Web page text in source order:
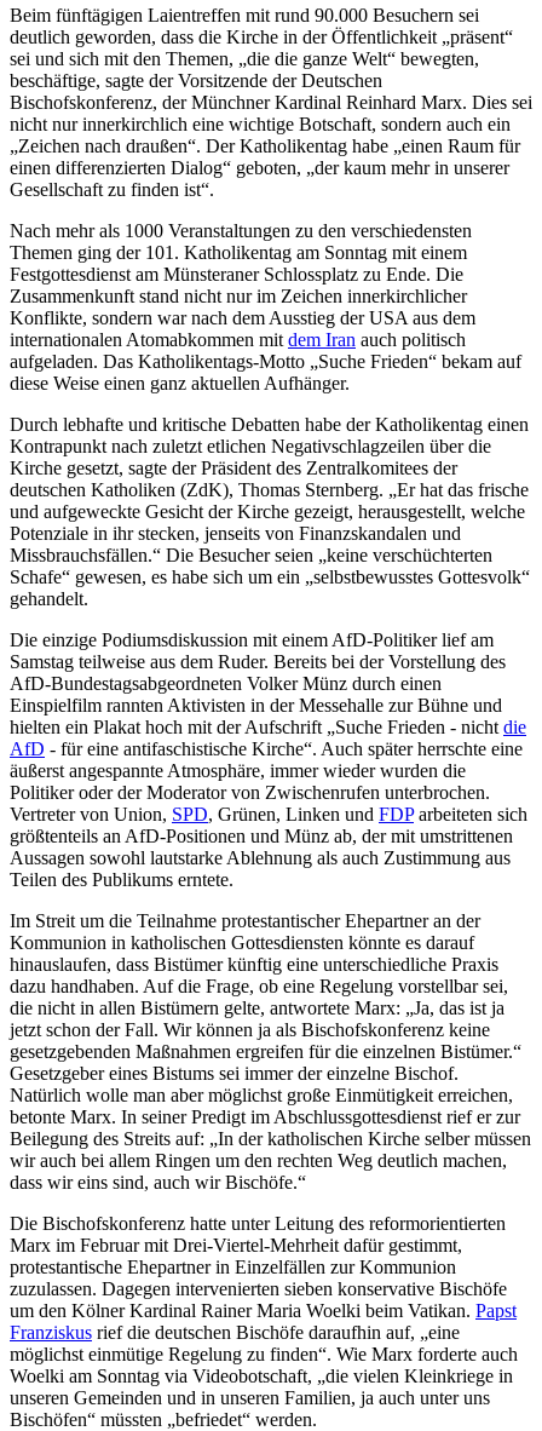
Beim fünftägigen Laientreffen mit rund 90.000 Besuchern sei
deutlich geworden, dass die Kirche in der Öffentlichkeit „präsent“
sei und sich mit den Themen, „die die ganze Welt“ bewegten,
beschäftige, sagte der Vorsitzende der Deutschen
Bischofskonferenz, der Münchner Kardinal Reinhard Marx. Dies sei
nicht nur innerkirchlich eine wichtige Botschaft, sondern auch ein
„Zeichen nach draußen“. Der Katholikentag habe „einen Raum für
einen differenzierten Dialog“ geboten, „der kaum mehr in unserer
Gesellschaft zu finden ist“.
Nach mehr als 1000 Veranstaltungen zu den verschiedensten
Themen ging der 101. Katholikentag am Sonntag mit einem
Festgottesdienst am Münsteraner Schlossplatz zu Ende. Die
Zusammenkunft stand nicht nur im Zeichen innerkirchlicher
Konflikte, sondern war nach dem Ausstieg der USA aus dem
internationalen Atomabkommen mit dem Iran auch politisch
aufgeladen. Das Katholikentags-Motto „Suche Frieden“ bekam auf
diese Weise einen ganz aktuellen Aufhänger.
Durch lebhafte und kritische Debatten habe der Katholikentag einen
Kontrapunkt nach zuletzt etlichen Negativschlagzeilen über die
Kirche gesetzt, sagte der Präsident des Zentralkomitees der
deutschen Katholiken (ZdK), Thomas Sternberg. „Er hat das frische
und aufgeweckte Gesicht der Kirche gezeigt, herausgestellt, welche
Potenziale in ihr stecken, jenseits von Finanzskandalen und
Missbrauchsfällen.“ Die Besucher seien „keine verschüchterten
Schafe“ gewesen, es habe sich um ein „selbstbewusstes Gottesvolk“
gehandelt.
Die einzige Podiumsdiskussion mit einem AfD-Politiker lief am
Samstag teilweise aus dem Ruder. Bereits bei der Vorstellung des
AfD-Bundestagsabgeordneten Volker Münz durch einen
Einspielfilm rannten Aktivisten in der Messehalle zur Bühne und
hielten ein Plakat hoch mit der Aufschrift „Suche Frieden - nicht die
AfD - für eine antifaschistische Kirche“. Auch später herrschte eine
äußerst angespannte Atmosphäre, immer wieder wurden die
Politiker oder der Moderator von Zwischenrufen unterbrochen.
Vertreter von Union, SPD, Grünen, Linken und FDParbeiteten sich
größtenteils an AfD-Positionen und Münz ab, der mit umstrittenen
Aussagen sowohl lautstarke Ablehnung als auch Zustimmung aus
Teilen des Publikums erntete.
Im Streit um die Teilnahme protestantischer Ehepartner an der
Kommunion in katholischen Gottesdiensten könnte es darauf
hinauslaufen, dass Bistümer künftig eine unterschiedliche Praxis
dazu handhaben. Auf die Frage, ob eine Regelung vorstellbar sei,
die nicht in allen Bistümern gelte, antwortete Marx: „Ja, das ist ja
jetzt schon der Fall. Wir können ja als Bischofskonferenz keine
gesetzgebenden Maßnahmen ergreifen für die einzelnen Bistümer.“
Gesetzgeber eines Bistums sei immer der einzelne Bischof.
Natürlich wolle man aber möglichst große Einmütigkeit erreichen,
betonte Marx. In seiner Predigt im Abschlussgottesdienst rief er zur
Beilegung des Streits auf: „In der katholischen Kirche selber müssen
wir auch bei allem Ringen um den rechten Weg deutlich machen,
dass wir eins sind, auch wir Bischöfe.“
Die Bischofskonferenz hatte unter Leitung des reformorientierten
Marx im Februar mit Drei-Viertel-Mehrheit dafür gestimmt,
protestantische Ehepartner in Einzelfällen zur Kommunion
zuzulassen. Dagegen intervenierten sieben konservative Bischöfe
um den Kölner Kardinal Rainer Maria Woelki beim Vatikan. Papst
Franziskus rief die deutschen Bischöfe daraufhin auf, „eine
möglichst einmütige Regelung zu finden“. Wie Marx forderte auch
Woelki am Sonntag via Videobotschaft, „die vielen Kleinkriege in
unseren Gemeinden und in unseren Familien, ja auch unter uns
Bischöfen“ müssten „befriedet“ werden.